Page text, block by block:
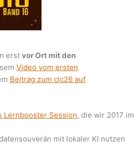
erst vor Ort mit den
Video vom ersten
Beitrag zum clc26 auf
Lernbooster Session, die wir 2017 im
mit lokaler KI nutzen